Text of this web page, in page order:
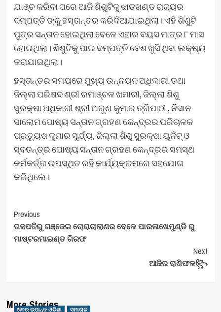
ଯାଞ୍ଚ କରିବା ପରେ ଆଜି ଶିଶୁଟିକୁ ଝାଡଖଣ୍ଡ ରାଜ୍ୟର
ଦମ୍ପତ୍ତି ଙ୍କୁ ହସ୍ତାନ୍ତର କରିଦିଆଯାଇଥିଲା। ଏହି ଶିଶୁଟି
ପୁତ୍ର ସନ୍ତାନ ହୋଇଥିଲା ବେଳେ ଏହାର ବୟସ ମାତ୍ର ୮ ମାସ
ହୋଇଥିଲା। ଶିଶୁଟିକୁ ପାଇ ଦମ୍ପତ୍ତି ବେଶ ଖୁସି ଥିବା ଲକ୍ଷ୍ୟ
କରାଯାଇଥିଲା।
ହସ୍ତାନ୍ତର ସମୟରେ ମୁଖ୍ୟ ଉନ୍ନୟନ ଅଧିକାରୀ ତଥା
ଜିଲ୍ଲା ପରିଷଦ ଶ୍ରୀ ରମାଞ୍ଚଳ ଖମାରୀ, ଜିଲ୍ଲା ଶିଶୁ
ସୁରକ୍ଷା ଅଧିକାରୀ ଶ୍ରୀ ଅରୁଣ କୁମାର ତ୍ରିପାଠୀ , ନିସାନ
ସାଲୋମ ପୋଷ୍ୟ ସନ୍ତାନ ଗ୍ରହଣ କେନ୍ଦ୍ରର ପରିଚାଳକ
ପ୍ରତ୍ୟୁଷ କୁମାର ସୂର୍ଯ୍ୟ, ଜିଲ୍ଲା ଶିଶୁ ସୁରକ୍ଷା ୟୁନିଟ୍ ଓ
ସ୍ବତନ୍ତ୍ର ପୋଷ୍ୟ ସନ୍ତାନ ଗ୍ରହଣ କେନ୍ଦ୍ରର ସମସ୍ଥ
କର୍ମକର୍ତ୍ତା ଉପସ୍ଥିତ ରହି କାର୍ଯ୍ୟକ୍ରମରେ ସହଯୋଗ
କରିଥିଲେ।
Post
Navigation
Previous
ଗଜପତିରୁ ଗଞ୍ଜେଇ ଚୋରାଚାଲାଣର ବେଳେ ପାରଳାଖେମୁଣ୍ଡି ରୁ
ମାଷ୍ଟରମାଇଣ୍ଡ ଗିରଫ
Next
ଆଜିର ରାଶିଫଳ꧂
More Stories
ଖବର ଉପାନ୍ତ ଓଡିଶା ସମାଚାର